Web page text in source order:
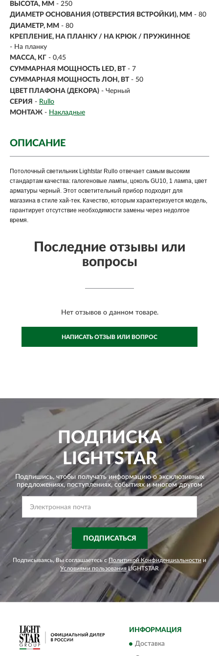
ВЫСОТА, ММ - 250
ДИАМЕТР ОСНОВАНИЯ (ОТВЕРСТИЯ ВСТРОЙКИ), ММ - 80
ДИАМЕТР, ММ - 80
КРЕПЛЕНИЕ, НА ПЛАНКУ / НА КРЮК / ПРУЖИННОЕ
- На планку
МАССА, КГ - 0,45
СУММАРНАЯ МОЩНОСТЬ LED, ВТ - 7
СУММАРНАЯ МОЩНОСТЬ ЛОН, ВТ - 50
ЦВЕТ ПЛАФОНА (ДЕКОРА) - Черный
СЕРИЯ - Rullo
МОНТАЖ - Накладные
ОПИСАНИЕ
Потолочный светильник Lightstar Rullo отвечает самым высоким
стандартам качества: галогеновые лампы, цоколь GU10, 1 лампа, цвет
арматуры черный. Этот осветительный прибор подходит для
магазина в стиле хай-тек. Качество, которым характеризуется модель,
гарантирует отсутствие необходимости замены через недолгое
время.
Последние отзывы или
вопросы
Нет отзывов о данном товаре.
НАПИСАТЬ ОТЗЫВ ИЛИ ВОПРОС
ПОДПИСКА
LIGHTSTAR
Подпишись, чтобы получать информацию о эксклюзивных
предложениях, поступлениях, событиях и многом другом
ПОДПИСАТЬСЯ
Подписываясь, Вы соглашаетесь с Политикой Конфиденциальности и
Условиями пользованияLIGHTSTAR
ИНФОРМАЦИЯ
Доставка